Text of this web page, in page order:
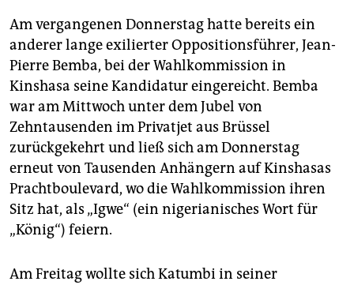
Am vergangenen Donnerstag hatte bereits ein
anderer lange exilierter Oppositionsführer, Jean-
Pierre Bemba, bei der Wahlkommission in
Kinshasa seine Kandidatur eingereicht. Bemba
war am Mittwoch unter dem Jubel von
Zehntausenden im Privatjet aus Brüssel
zurückgekehrt und ließ sich am Donnerstag
erneut von Tausenden Anhängern auf Kinshasas
Prachtboulevard, wo die Wahlkommission ihren
Sitz hat, als „Igwe“ (ein nigerianisches Wort für
„König“) feiern.
Am Freitag wollte sich Katumbi in seiner